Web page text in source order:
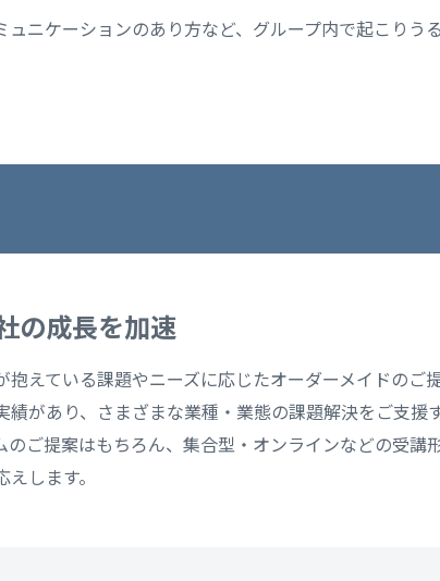
ニケーションのあり方など、グループ内で起こりうる
の成長を加速
えている課題やニーズに応じたオーダーメイドのご
があり、さまざまな業種・業態の課題解決をご支援
ご提案はもちろん、集合型・オンラインなどの受講
します。